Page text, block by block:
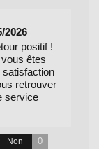
2026
positif !
êtes
satisfaction
retrouver
service
Non 0